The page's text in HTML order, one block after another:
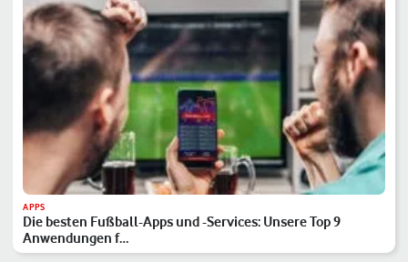
APPS
Die besten Fußball-Apps und -Services: Unsere Top 9
Anwendungen f…